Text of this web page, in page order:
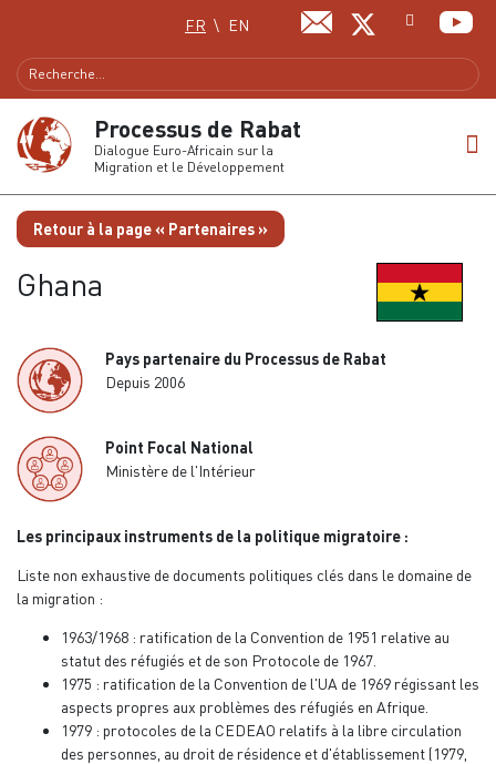
Sélectionnez votre langue
FR EN
Processus de Rabat
Dialogue Euro-Africain sur la
Migration et le Développement
Retour à la page « Partenaires »
Ghana
Pays partenaire du Processus de Rabat
Depuis 2006
Point Focal National
Ministère de l'Intérieur
Les principaux instruments de la politique migratoire :
Liste non exhaustive de documents politiques clés dans le domaine de
la migration :
1963/1968 : ratification de la Convention de 1951 relative au
statut des réfugiés et de son Protocole de 1967.
1975 : ratification de la Convention de l'UA de 1969 régissant les
aspects propres aux problèmes des réfugiés en Afrique.
1979 : protocoles de la CEDEAO relatifs à la libre circulation
des personnes, au droit de résidence et d'établissement (1979,